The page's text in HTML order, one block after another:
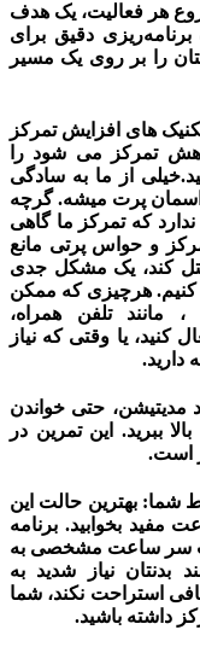
هر فعالیت، یک هدف
دقیق برای
را بر روی یک مسیر
های افزایش تمرکز
تمرکز می شود را
از ما به سادگی
پرت میشه. گرچه
که تمرکز ما گاهی
و حواس پرتی مانع
کند، یک مشکل جدی
هرچیزی که ممکن
تلفن همراه،
کنید، یا وقتی که نیاز
دارید.
مدیتیشن، حتی خواندن
ببرید. این تمرین در
است.
بهترین حالت این
هر شب حداقل 8 ساعت مفید بخوابید. برنامه
سر ساعت مشخصی به
بدنتان نیاز شدید به
استراحت نکند، شما
داشته باشید.